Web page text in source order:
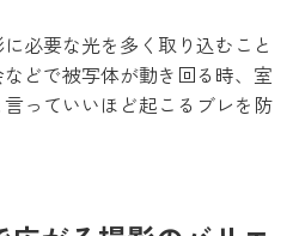
必要な光を多く取り込むこと
どで被写体が動き回る時、室
っていいほど起こるブレを防